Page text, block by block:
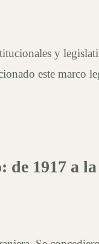
y
este
de 1917 a